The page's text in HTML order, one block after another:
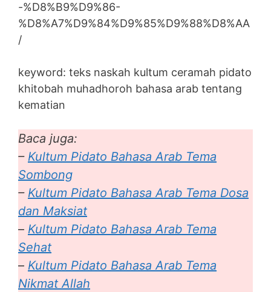
-%D8%B9%D9%86-
%D8%A7%D9%84%D9%85%D9%88%D8%AA
/
keyword: teks naskah kultum ceramah pidato
khitobah muhadhoroh bahasa arab tentang
kematian
Baca juga:
– Kultum Pidato Bahasa Arab Tema
Sombong
– Kultum Pidato Bahasa Arab Tema Dosa
dan Maksiat
– Kultum Pidato Bahasa Arab Tema
Sehat
– Kultum Pidato Bahasa Arab Tema
Nikmat Allah